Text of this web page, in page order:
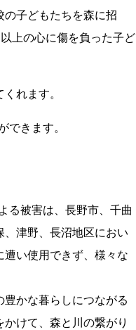
子どもたちを森に招
上の心に傷を負った子ど
れます。
きます。
る被害は、長野市、千曲
津野、長沼地区におい
い使用できず、様々な
かな暮らしにつながる
けて、森と川の繋がり